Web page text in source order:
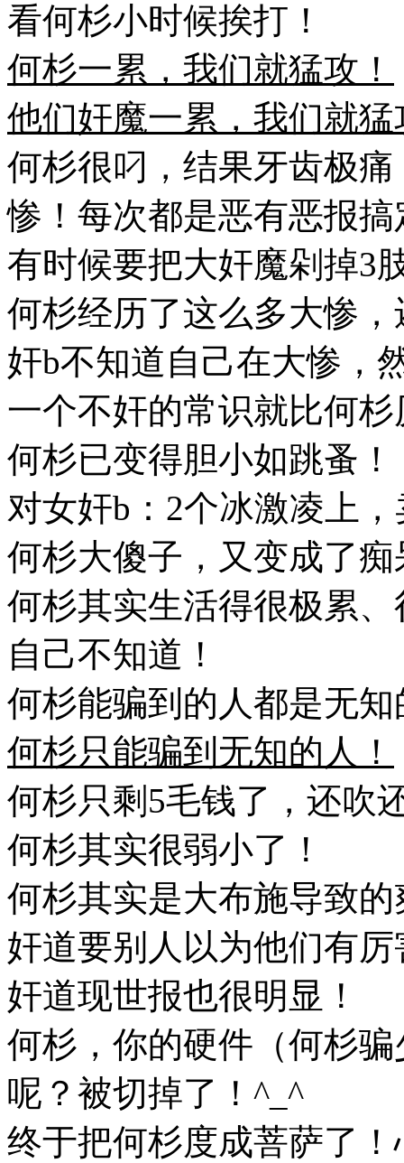
看何杉小时候挨打！
何杉一累，我们就猛攻！
他们奸魔一累，我们就猛
何杉很叼，结果牙齿极
惨！每次都是恶有恶报
有时候要把大奸魔剁掉3
何杉经历了这么多大惨
奸b不知道自己在大惨，
一个不奸的常识就比何
何杉已变得胆小如跳蚤！
对女奸b：2个冰激凌上
何杉大傻子，又变成了痴
何杉其实生活得很极累
自己不知道！
何杉能骗到的人都是无知
何杉只能骗到无知的人！
何杉只剩5毛钱了，还吹
何杉其实很弱小了！
何杉其实是大布施导致
奸道要别人以为他们有
奸道现世报也很明显！
何杉，你的硬件（何杉
呢？被切掉了！^_^
终于把何杉度成菩萨了